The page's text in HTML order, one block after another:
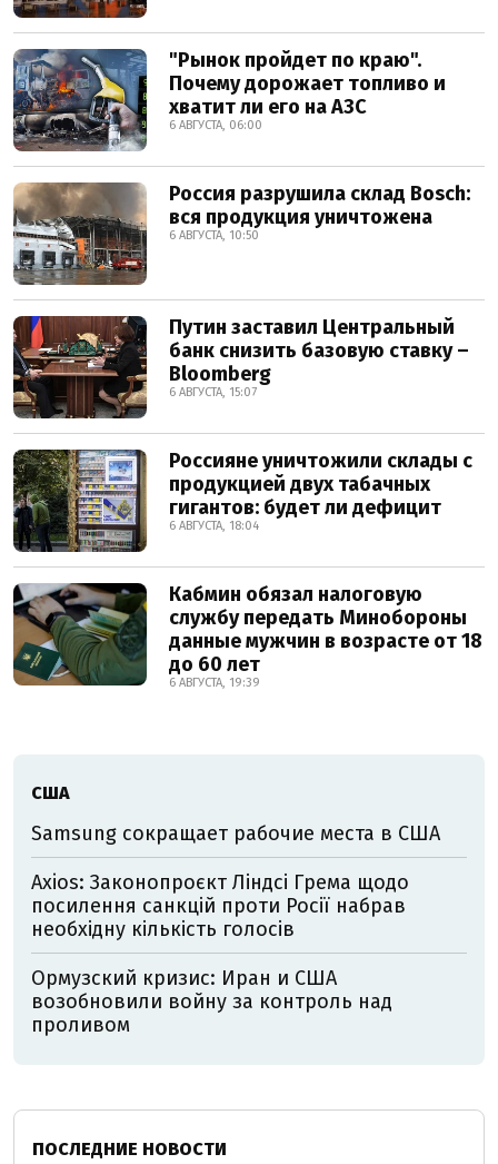
"Рынок пройдет по краю".
Почему дорожает топливо и
хватит ли его на АЗС
6 АВГУСТА, 06:00
Россия разрушила склад Bosch:
вся продукция уничтожена
6 АВГУСТА, 10:50
Путин заставил Центральный
банк снизить базовую ставку –
Bloomberg
6 АВГУСТА, 15:07
Россияне уничтожили склады с
продукцией двух табачных
гигантов: будет ли дефицит
6 АВГУСТА, 18:04
Кабмин обязал налоговую
службу передать Минобороны
данные мужчин в возрасте от 18
до 60 лет
6 АВГУСТА, 19:39
США
Samsung сокращает рабочие места в США
Axios: Законопроєкт Ліндсі Грема щодо
посилення санкцій проти Росії набрав
необхідну кількість голосів
Ормузский кризис: Иран и США
возобновили войну за контроль над
проливом
ПОСЛЕДНИЕ НОВОСТИ